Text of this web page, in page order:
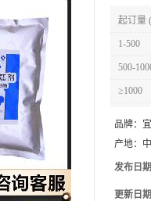
起订量
1-500
500-
≥1000
品牌：
产地：
发布日
更新日